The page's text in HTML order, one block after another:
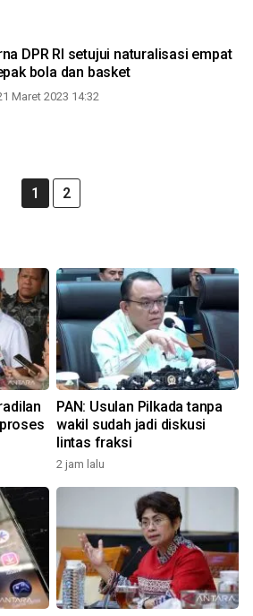
DPR RI setujui naturalisasi empat
bola dan basket
Maret 2023 14:32
1 2
PAN: Usulan Pilkada tanpa
wakil sudah jadi diskusi
lintas fraksi
2 jam lalu